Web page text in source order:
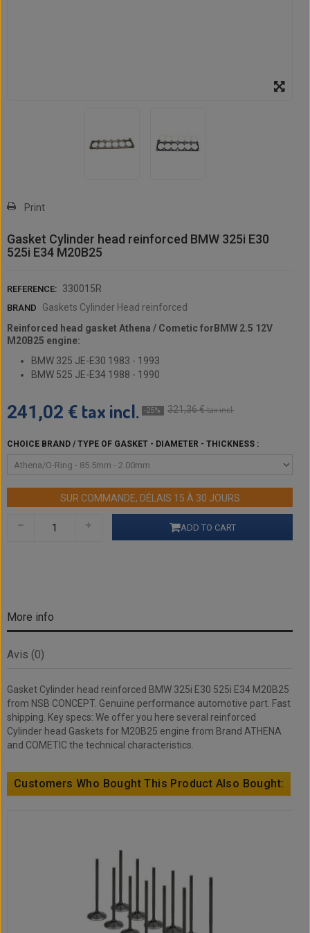
Print
Gasket Cylinder head reinforced BMW 325i E30
525i E34 M20B25
REFERENCE: 330015R
BRAND
Gaskets Cylinder Head reinforced
Reinforced head gasket Athena / Cometic for BMW 2.5 12V
M20B25 engine:
BMW 325 JE-E30 1983 - 1993
BMW 525 JE-E34 1988 - 1990
241,02 € tax incl. -25% 321,36 €tax incl.
CHOICE BRAND / TYPE OF GASKET - DIAMETER - THICKNESS :
SUR COMMANDE, DÉLAIS 15 À 30 JOURS
ADD TO CART
More info
Avis (0)
Gasket Cylinder head reinforced BMW 325i E30 525i E34 M20B25
from NSB CONCEPT. Genuine performance automotive part. Fast
shipping. Key specs: We offer you here several reinforced
Cylinder head Gaskets for M20B25 engine from Brand ATHENA
and COMETIC the technical characteristics.
Customers Who Bought This Product Also Bought: